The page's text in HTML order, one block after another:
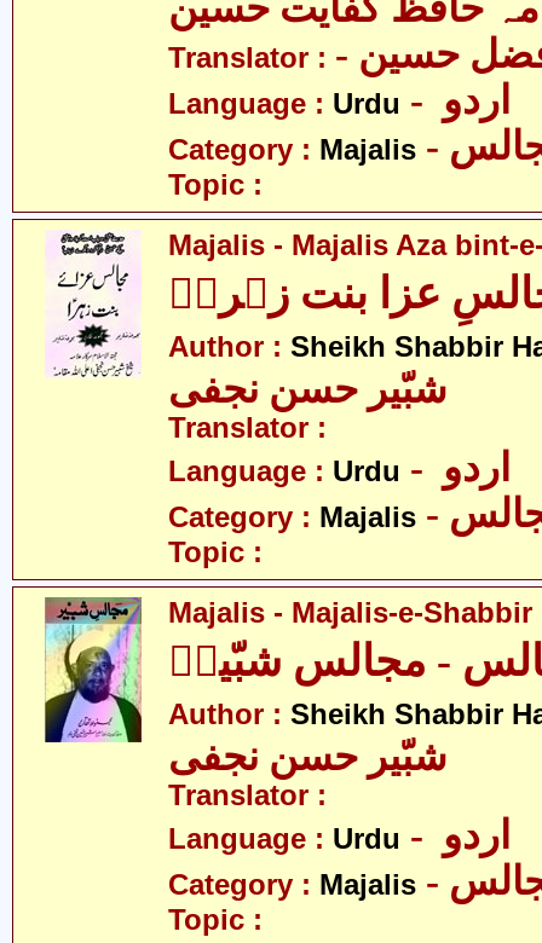
Translator : افضل حسین
Language : Urdu
Category : Majalis
Topic :
Majalis - Majalis Aza bint-
عزا بنت زہراؑ
Author : Sheikh Shabbir
شبّیر حسن نجفی
Translator :
Language : Urdu
Category : Majalis
Topic :
Majalis - Majalis-e-Shabbir
- مجالس شبّیرؑ
Author : Sheikh Shabbir
شبّیر حسن نجفی
Translator :
Language : Urdu
Category : Majalis
Topic :